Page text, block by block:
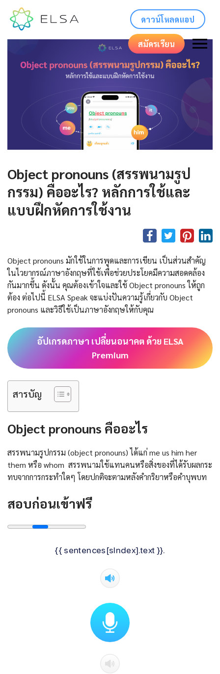
ดาวน์โหลดแอป
สมัครเรียน
Object pronouns (สรรพนามรูป
กรรม) คืออะไร? หลักการใช้และ
แบบฝึกหัดการใช้งาน
Object pronouns มักใช้ในการพูดและการเขียน เป็นส่วนสำคัญ
ในไวยากรณ์ภาษาอังกฤษที่ใช้เพื่อช่วยประโยคมีความสอดคล้อง
กันมากขึ้น ดังนั้น คุณต้องเข้าใจและใช้ Object pronouns ให้ถูก
ต้อง ต่อไปนี้ ELSA Speak จะแบ่งปันความรู้เกี่ยวกับ Object
pronouns และวิธีใช้เป็นภาษาอังกฤษให้กับคุณ
อัปเกรดภาษา เปลี่ยนอนาคต ด้วย ELSA
Premium
สารบัญ
Object pronouns คืออะไร
สรรพนามรูปกรรม (object pronouns) ได้แก่ me us him her
them หรือ whom สรรพนามใช้แทนคนหรือสิ่งของที่ได้รับผลกระ
ทบจากการกระทำใดๆ โดยปกติจะตามหลังคำกริยาหรือคำบุพบท
สอบก่อนเข้าฟรี
{{ sentences[sIndex].text }}.